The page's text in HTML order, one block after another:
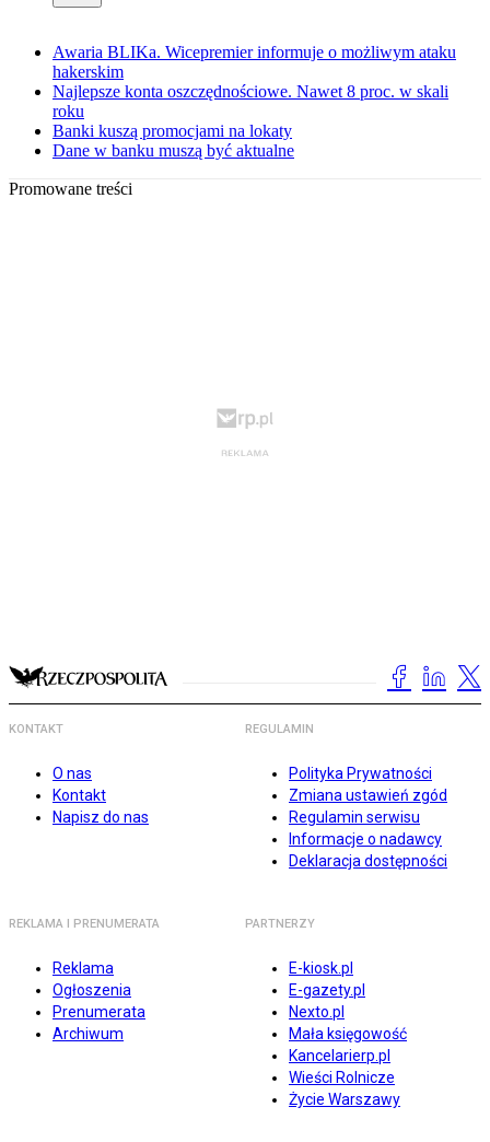
Awaria BLIKa. Wicepremier informuje o możliwym ataku
hakerskim
Najlepsze konta oszczędnościowe. Nawet 8 proc. w skali
roku
Banki kuszą promocjami na lokaty
Dane w banku muszą być aktualne
Promowane treści
KONTAKT
O nas
Kontakt
Napisz do nas
REGULAMIN
Polityka Prywatności
Zmiana ustawień zgód
Regulamin serwisu
Informacje o nadawcy
Deklaracja dostępności
REKLAMA I PRENUMERATA
Reklama
Ogłoszenia
Prenumerata
Archiwum
PARTNERZY
E-kiosk.pl
E-gazety.pl
Nexto.pl
Mała księgowość
Kancelarierp.pl
Wieści Rolnicze
Życie Warszawy